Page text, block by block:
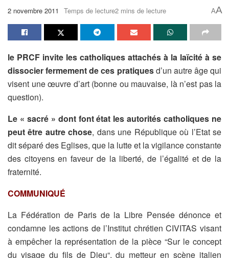
2 novembre 2011 Temps de lecture2 mins de lecture AA
le PRCF invite les catholiques attachés à la laïcité à se
dissocier fermement de ces pratiquesd’un autre âge qui
visent une œuvre d’art (bonne ou mauvaise, là n’est pas la
question).
Le « sacré » dont font état les autorités catholiques ne
peut être autre chose, dans une République où l’Etat se
dit séparé des Eglises, que la lutte et la vigilance constante
des citoyens en faveur de la liberté, de l’égalité et de la
fraternité.
COMMUNIQUÉ
La Fédération de Paris de la Libre Pensée dénonce et
condamne les actions de l’Institut chrétien CIVITAS visant
à empêcher la représentation de la pièce “Sur le concept
du visage du fils de Dieu“, du metteur en scène italien